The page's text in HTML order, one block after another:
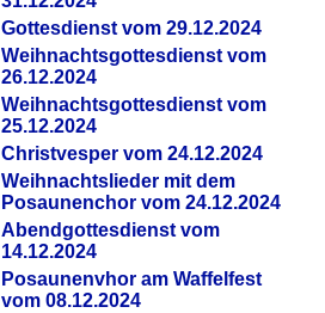
Gottesdienst vom 29.12.2024
Weihnachtsgottesdienst vom
26.12.2024
Weihnachtsgottesdienst vom
25.12.2024
Christvesper vom 24.12.2024
Weihnachtslieder mit dem
Posaunenchor vom 24.12.2024
Abendgottesdienst vom
14.12.2024
Posaunenvhor am Waffelfest
vom 08.12.2024